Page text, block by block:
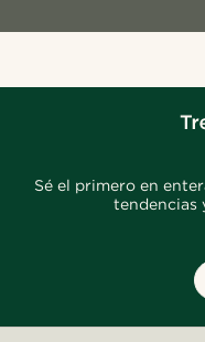
Sé el primero en
tendencias